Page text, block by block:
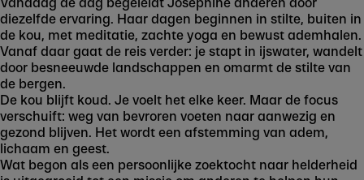
diezelfde ervaring. Haar dagen beginnen in stilte, buiten in
de kou, met meditatie, zachte yoga en bewust ademhalen.
Vanaf daar gaat de reis verder: je stapt in ijswater, wandelt
door besneeuwde landschappen en omarmt de stilte van
de bergen.
De kou blijft koud. Je voelt het elke keer. Maar de focus
verschuift: weg van bevroren voeten naar aanwezig en
gezond blijven. Het wordt een afstemming van adem,
lichaam en geest.
Wat begon als een persoonlijke zoektocht naar helderheid